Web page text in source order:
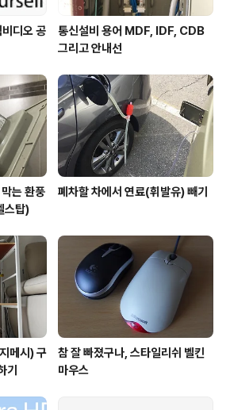
디오 공
통신설비 용어 MDF, IDF, CDB
그리고 안내선
는 환풍
스탑)
폐차할 차에서 연료(휘발유) 빼기
메시) 구
기
참 잘 빠졌구나, 스타일리쉬 벨킨
마우스